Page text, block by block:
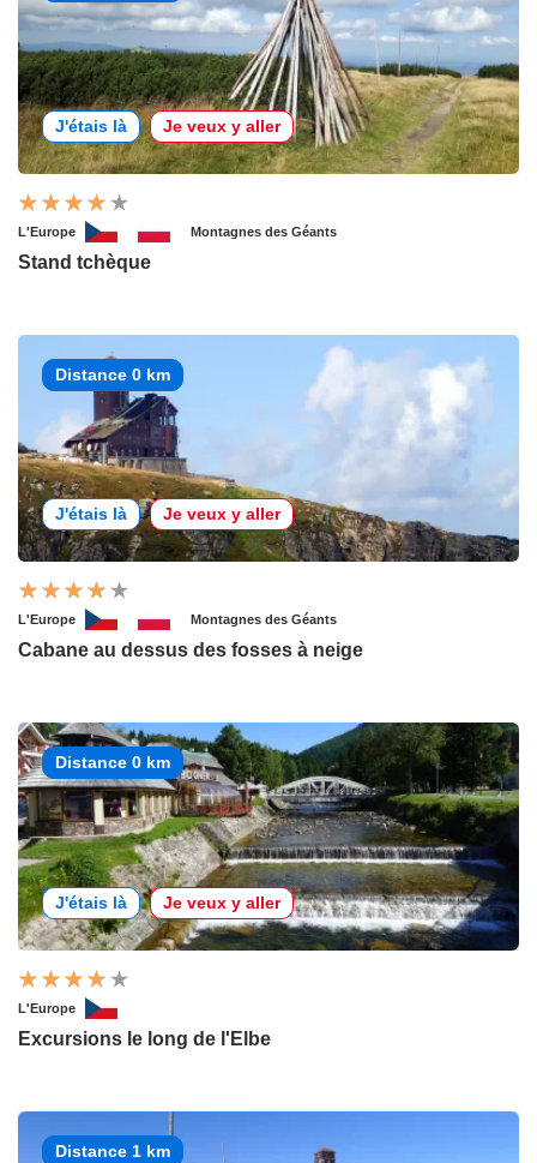
J'étais là Je veux y aller
L'Europe Montagnes des Géants
Stand tchèque
Distance 0 km
J'étais là Je veux y aller
L'Europe Montagnes des Géants
Cabane au dessus des fosses à neige
Distance 0 km
J'étais là Je veux y aller
L'Europe
Excursions le long de l'Elbe
Distance 1 km